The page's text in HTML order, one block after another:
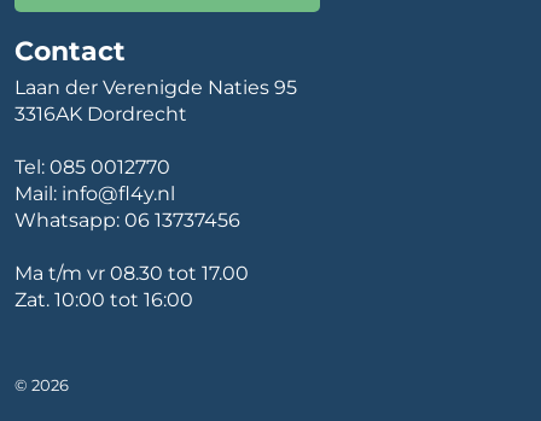
Contact
Laan der Verenigde Naties 95
3316AK Dordrecht
Tel: 085 0012770
Mail: info@fl4y.nl
Whatsapp: 06 13737456
Ma t/m vr 08.30 tot 17.00
Zat. 10:00 tot 16:00
© 2026